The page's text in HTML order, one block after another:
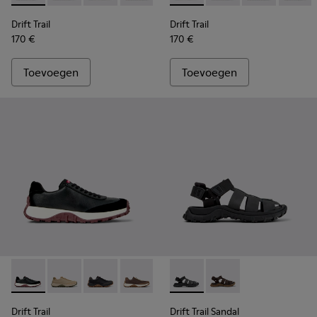
Drift Trail
170 €
Toevoegen
Drift Trail
170 €
Toevoegen
Drift Trail - K100928-021 - Zwarte sneakers van leer en
Drift Trail - K100928-026 - Meerkleurige sneakers
Drift Trail - K100928-025 - Zwarte sneakers
Drift Trail - K100928-020 - Bruine
Drift Trail - K100928-001 -
Drift Trail
Drift Trail Sandal -
Drift Trail Sandal -
Drift Trail Sandal